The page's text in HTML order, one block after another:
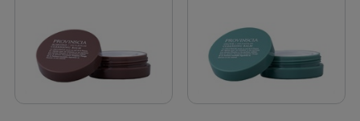
定期購入